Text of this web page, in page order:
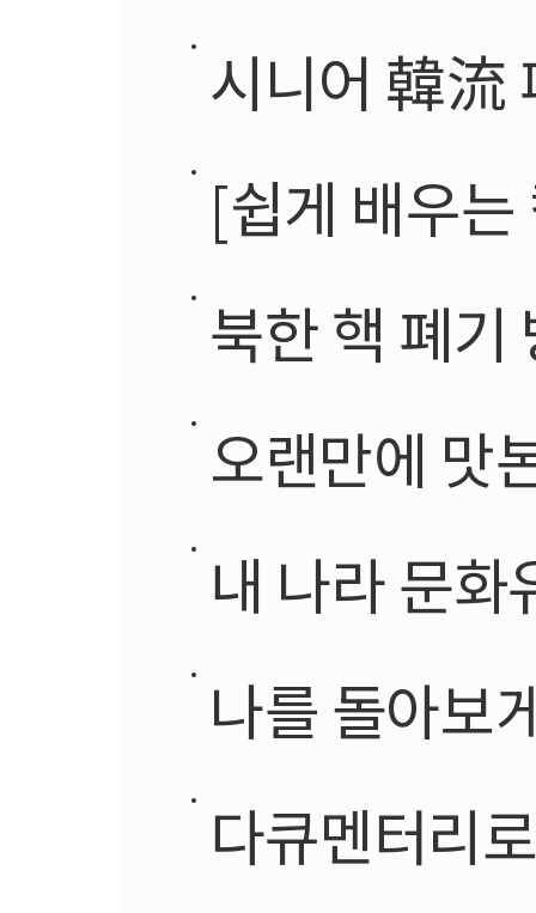
시니어 韓流
[쉽게 배우는
북한 핵 폐기
오랜만에 맛
내 나라 문
나를 돌아보
다큐멘터리